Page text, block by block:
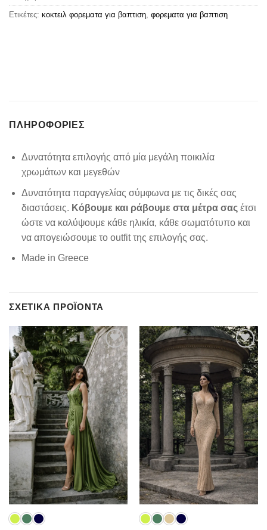
Ετικέτες: κοκτειλ φορεματα για βαπτιση, φορεματα για βαπτιση
ΠΛΗΡΟΦΟΡΊΕΣ
Δυνατότητα επιλογής από μία μεγάλη ποικιλία
χρωμάτων και μεγεθών
Δυνατότητα παραγγελίας σύμφωνα με τις δικές σας
διαστάσεις. Κόβουμε και ράβουμε στα μέτρα σας έτσι
ώστε να καλύψουμε κάθε ηλικία, κάθε σωματότυπο και
να απογειώσουμε το outfit της επιλογής σας.
Made in Greece
ΣΧΕΤΙΚΆ ΠΡΟΪΌΝΤΑ
Add to
wishlist
Add to
wishlist